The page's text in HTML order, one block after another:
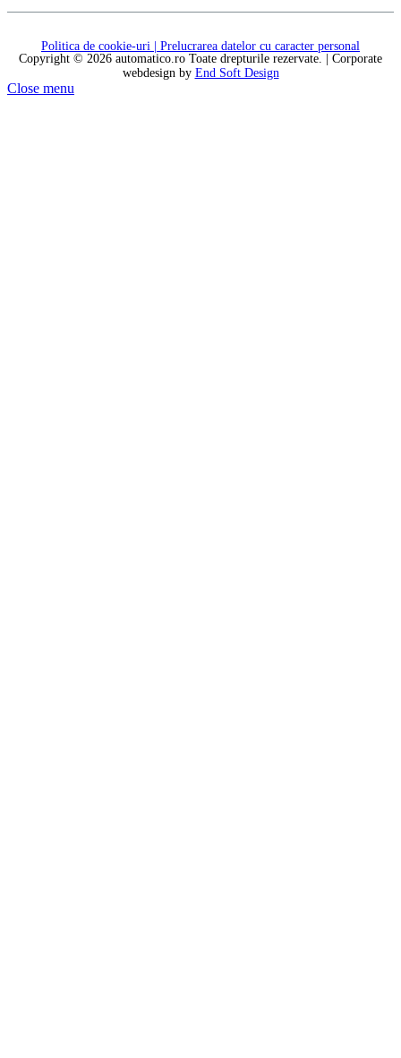
Politica de cookie-uri | Prelucrarea datelor cu caracter personal
Copyright © 2026 automatico.ro Toate drepturile rezervate. | Corporate
webdesign by End Soft Design
Close menu